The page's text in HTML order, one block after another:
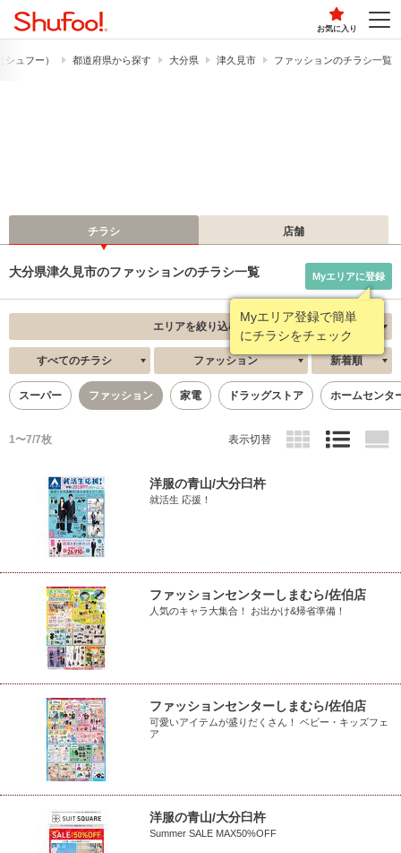
お気に入り
ュフー） 都道府県から探す 大分県 津久見市 ファッションのチラシ一覧
チラシ 店舗
大分県津久見市のファッションのチラシ一覧
Myエリア登録で簡単
にチラシをチェック
Myエリアに登録
エリアを絞り込む
すべてのチラシ ファッション 新着順
スーパー ファッション 家電 ドラッグストア ホームセンタ
1〜7/7枚 表示切替
洋服の青山/大分臼杵
就活生 応援！
ファッションセンターしまむら/佐伯店
人気のキャラ大集合！ お出かけ&帰省準備！
ファッションセンターしまむら/佐伯店
可愛いアイテムが盛りだくさん！ ベビー・キッズフェ
ア
洋服の青山/大分臼杵
Summer SALE MAX50%OFF